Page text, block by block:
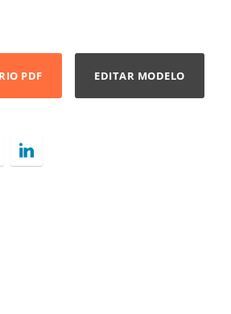
PDF EDITAR MODELO